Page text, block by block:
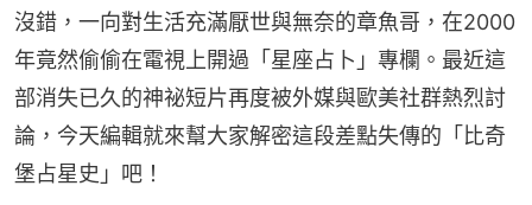
沒錯，一向對生活充滿厭世與無奈的章魚哥，在2000
年竟然偷偷在電視上開過「星座占卜」專欄。最近這
部消失已久的神祕短片再度被外媒與歐美社群熱烈討
論，今天編輯就來幫大家解密這段差點失傳的「比奇
堡占星史」吧！